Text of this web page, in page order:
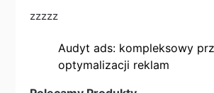
zzzzz
Audyt ads: kompleksowy
optymalizacji reklam